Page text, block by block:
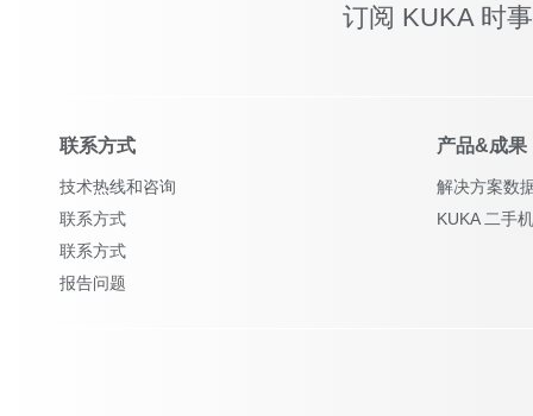
订阅 KUKA 时
联系方式
技术热线和咨询
联系方式
联系方式
报告问题
产品&成果
解决方案数
KUKA 二手